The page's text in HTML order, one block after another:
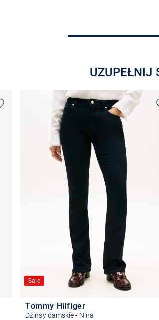
Wybierz rozmiar
UZUPEŁNIJ
Sale
Tommy Hilfiger
Dżinsy damskie - Nina